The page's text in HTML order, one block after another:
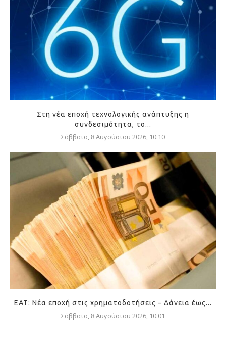
Στη νέα εποχή τεχνολογικής ανάπτυξης η
συνδεσιμότητα, το...
Σάββατο, 8 Αυγούστου 2026, 10:10
ΕΑΤ: Νέα εποχή στις χρηματοδοτήσεις – Δάνεια έως...
Σάββατο, 8 Αυγούστου 2026, 10:01